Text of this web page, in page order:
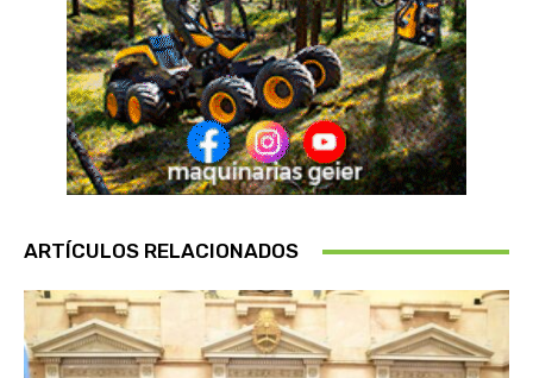
ARTÍCULOS RELACIONADOS